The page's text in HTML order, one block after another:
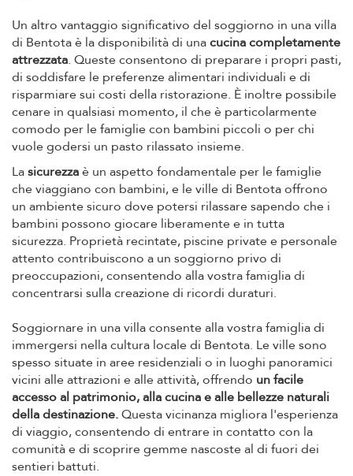
Un altro vantaggio significativo del soggiorno in una villa
di Bentota è la disponibilità di unacucina completamente
attrezzata. Queste consentono di preparare i propri pasti,
di soddisfare le preferenze alimentari individuali e di
risparmiare sui costi della ristorazione. È inoltre possibile
cenare in qualsiasi momento, il che è particolarmente
comodo per le famiglie con bambini piccoli o per chi
vuole godersi un pasto rilassato insieme.
Lasicurezzaè un aspetto fondamentale per le famiglie
che viaggiano con bambini, e le ville di Bentota offrono
un ambiente sicuro dove potersi rilassare sapendo che i
bambini possono giocare liberamente e in tutta
sicurezza. Proprietà recintate, piscine private e personale
attento contribuiscono a un soggiorno privo di
preoccupazioni, consentendo alla vostra famiglia di
concentrarsi sulla creazione di ricordi duraturi.
Soggiornare in una villa consente alla vostra famiglia di
immergersi nella cultura locale di Bentota. Le ville sono
spesso situate in aree residenziali o in luoghi panoramici
vicini alle attrazioni e alle attività, offrendo un facile
accesso al patrimonio, alla cucina e alle bellezze naturali
della destinazione.Questa vicinanza migliora l'esperienza
di viaggio, consentendo di entrare in contatto con la
comunità e di scoprire gemme nascoste al di fuori dei
sentieri battuti.